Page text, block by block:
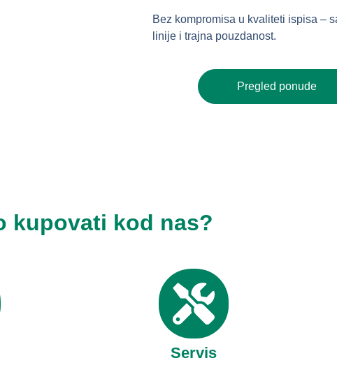
Bez kompromisa u kvaliteti ispisa –
linije i trajna pouzdanost.
Pregled ponude
kupovati kod nas?
Servis